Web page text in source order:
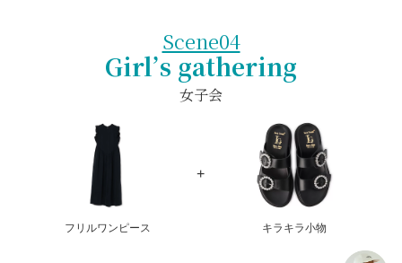
Scene04
Girl’s gathering
女子会
フリルワンピース キラキラ小物